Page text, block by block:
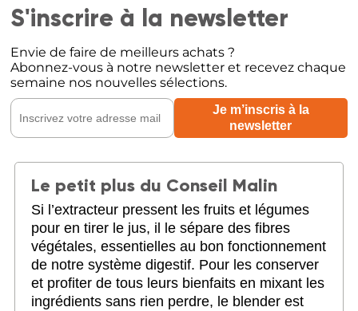
S'inscrire à la newsletter
Envie de faire de meilleurs achats ?
Abonnez-vous à notre newsletter et recevez chaque
semaine nos nouvelles sélections.
Le petit plus du Conseil Malin
Si l’extracteur pressent les fruits et légumes
pour en tirer le jus, il le sépare des fibres
végétales, essentielles au bon fonctionnement
de notre système digestif. Pour les conserver
et profiter de tous leurs bienfaits en mixant les
ingrédients sans rien perdre, le blender est